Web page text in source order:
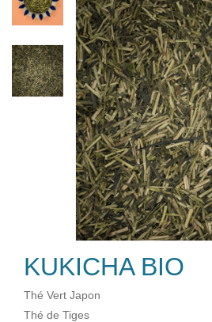
KUKICHA BIO
Thé Vert Japon
Thé de Tiges